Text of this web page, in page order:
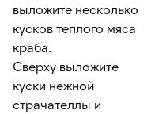
выложите несколько
кусков теплого мяса
краба.
Сверху выложите
куски нежной
страчателлы и